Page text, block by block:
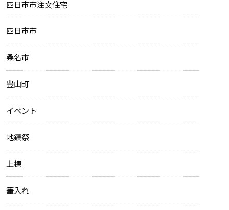
四日市市注文住宅
四日市市
桑名市
豊山町
イベント
地鎮祭
上棟
筆入れ